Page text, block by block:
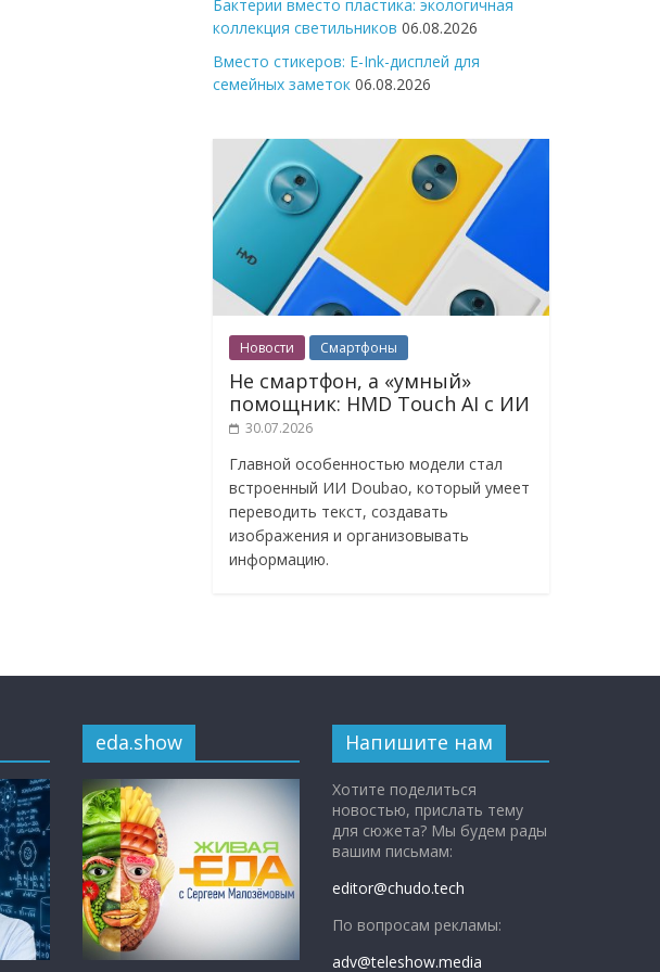
Бактерии вместо пластика: экологичная
коллекция светильников 06.08.2026
Вместо стикеров: E-Ink-дисплей для
семейных заметок 06.08.2026
Новости Смартфоны
Не смартфон, а «умный»
помощник: HMD Touch AI с ИИ
30.07.2026
Главной особенностью модели стал
встроенный ИИ Doubao, который умеет
переводить текст, создавать
изображения и организовывать
информацию.
eda.show Напишите нам
Хотите поделиться
новостью, прислать тему
для сюжета? Мы будем рады
вашим письмам:
editor@chudo.tech
По вопросам рекламы:
adv@teleshow.media